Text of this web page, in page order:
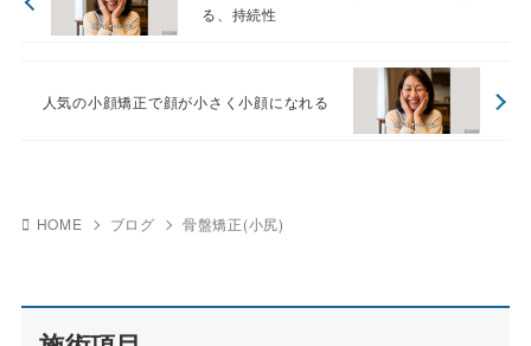
る、持続性
人気の小顔矯正で顔が小さく小顔になれる
HOME ブログ 骨盤矯正(小尻)